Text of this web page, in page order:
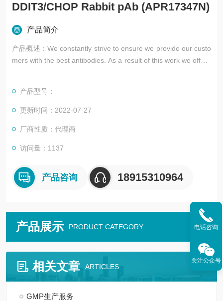
DDIT3/CHOP Rabbit pAb (APR17347N)
产品简介
产品概述：We constantly strive to ensure we provide our custo
mers with the best antibodies. As a result of this work we offer t
his antibody in purified format. We are in the process of updati
产品型号：
更新时间：2022-07-27
厂商性质：代理商
访问量：1137
产品咨询 18915310964
产品展示 PRODUCT CATEGORY
相关文章 ARTICLES
GMP生产服务
电话咨询
关注公众号